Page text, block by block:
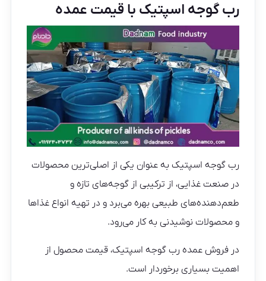
رب گوجه اسپتیک با قیمت عمده
رب گوجه اسپتیک به عنوان یکی از اصلی‌ترین محصولات
در صنعت غذایی، از ترکیبی از گوجه‌های تازه و
طعم‌دهنده‌های طبیعی بهره می‌برد و در تهیه انواع غذاها
و محصولات نوشیدنی به کار می‌رود.
در فروش عمده رب گوجه اسپتیک، قیمت محصول از
اهمیت بسیاری برخوردار است.